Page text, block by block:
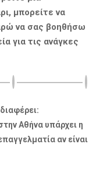
μπορείτε να
να σας βοηθήσω
για τις ανάγκες
Αθήνα υπάρχει η
αν είναι